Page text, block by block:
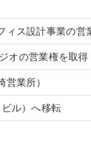
ィス設計事業の営
オの営業権を取得
業所）
ル）へ移転